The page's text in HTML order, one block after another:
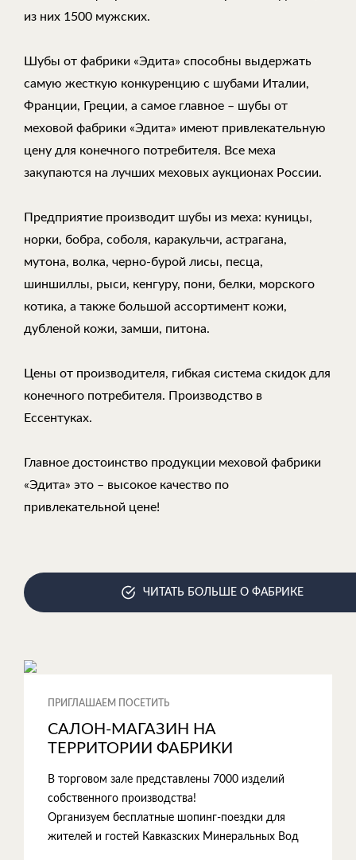
из них 1500 мужских.
Шубы от фабрики «Эдита» способны выдержать
самую жесткую конкуренцию с шубами Италии,
Франции, Греции, а самое главное – шубы от
меховой фабрики «Эдита» имеют привлекательную
цену для конечного потребителя. Все меха
закупаются на лучших меховых аукционах России.
Предприятие производит шубы из меха: куницы,
норки, бобра, соболя, каракульчи, астрагана,
мутона, волка, черно-бурой лисы, песца,
шиншиллы, рыси, кенгуру, пони, белки, морского
котика, а также большой ассортимент кожи,
дубленой кожи, замши, питона.
Цены от производителя, гибкая система скидок для
конечного потребителя. Производство в
Ессентуках.
Главное достоинство продукции меховой фабрики
«Эдита» это – высокое качество по
привлекательной цене!
ЧИТАТЬ БОЛЬШЕ О ФАБРИКЕ
ПРИГЛАШАЕМ ПОСЕТИТЬ
САЛОН-МАГАЗИН НА
ТЕРРИТОРИИ ФАБРИКИ
В торговом зале представлены 7000 изделий
собственного производства!
Организуем бесплатные шопинг-поездки для
жителей и гостей Кавказских Минеральных Вод